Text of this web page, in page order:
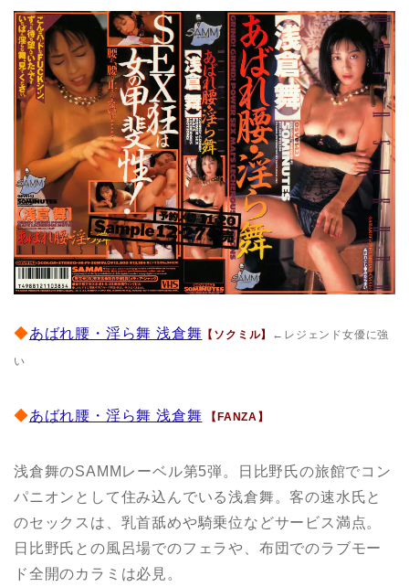
◆あばれ腰・淫ら舞 浅倉舞 【ソクミル】 ←レジェンド女優に強
い
◆あばれ腰・淫ら舞 浅倉舞 【FANZA】
浅倉舞のSAMMレーベル第5弾。日比野氏の旅館でコン
パニオンとして住み込んでいる浅倉舞。客の速水氏と
のセックスは、乳首舐めや騎乗位などサービス満点。
日比野氏との風呂場でのフェラや、布団でのラブモー
ド全開のカラミは必見。